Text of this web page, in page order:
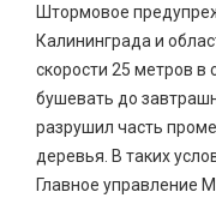
Штормовое
Калининграда и
скорости 25 метров в
бушевать до
разрушил часть
деревья. В таких
Главное управление